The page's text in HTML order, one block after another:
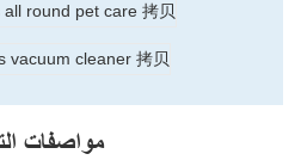
مواصفات